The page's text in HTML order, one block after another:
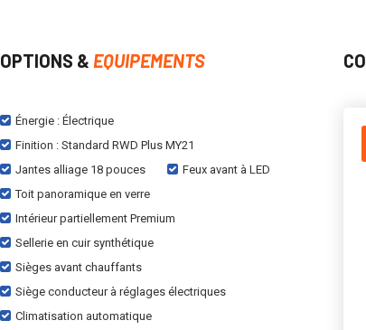
OPTIONS & EQUIPEMENTS
Énergie : Électrique
Finition : Standard RWD Plus MY21
Jantes alliage 18 pouces
Feux avant à LED
Toit panoramique en verre
Intérieur partiellement Premium
Sellerie en cuir synthétique
Sièges avant chauffants
Siège conducteur à réglages électriques
Climatisation automatique